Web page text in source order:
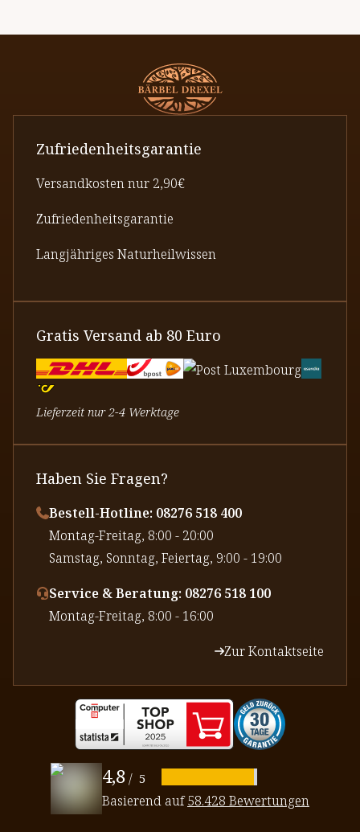
Zufriedenheitsgarantie
Versandkosten nur 2,90€
Zufriedenheitsgarantie
Langjähriges Naturheilwissen
Gratis Versand ab 80 Euro
Lieferzeit nur 2-4 Werktage
Haben Sie Fragen?
Bestell-Hotline: 08276 518 400
⁠Montag-Freitag, 8:00 - 20:00
⁠Samstag, Sonntag, Feiertag, 9:00 - 19:00
Service & Beratung: 08276 518 100
⁠Montag-Freitag, 8:00 - 16:00
Zur Kontaktseite
4,8/ 5
Basierend auf58.428 Bewertungen